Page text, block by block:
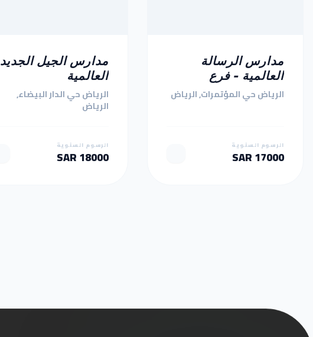
مدارس الرسالة
العالمية - فرع
الوزارات
الرياض حي المؤتمرات, الرياض
الرسوم السنوية
17000 SAR
مدارس الجيل الجديد
العالمية
الرياض حي الدار البيضاء,
الرياض
الرسوم السنوية
18000 SAR